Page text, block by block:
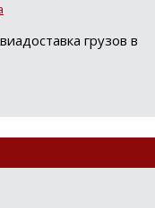
грузoв в